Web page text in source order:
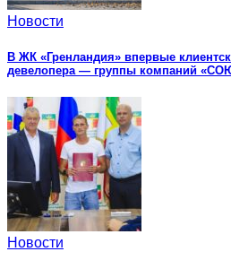
Новости
В ЖК «Гренландия» впервые
девелопера — группы компаний
Новости